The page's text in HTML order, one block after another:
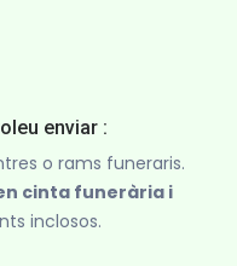
enviar :
o rams funeraris.
cinta funerària i
inclosos.